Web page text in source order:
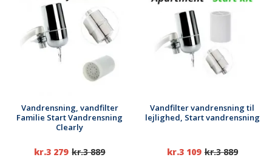
Vandrensning, vandfilter
Familie Start Vandrensning
Clearly
kr.3 279 kr.3 889
Vandfilter vandrensning til
lejlighed, Start vandrensning
kr.3 109 kr.3 889